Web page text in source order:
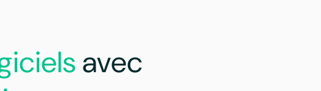
avec